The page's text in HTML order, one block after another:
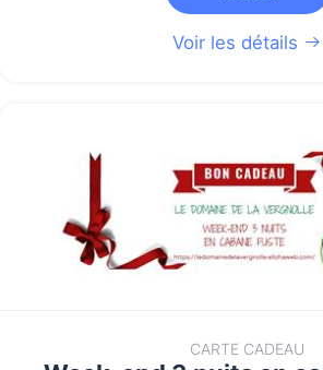
Voir les détails
CARTE CADEAU